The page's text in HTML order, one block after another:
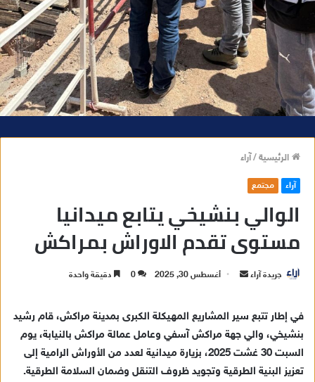
الرئيسية/آراء
آراء مجتمع
الوالي بنشيخي يتابع ميدانيا
مستوى تقدم الاوراش بمراكش
جريدة آراء
ب
ر
ي
أغسطس 30, 2025 0 دقيقة واحدة
‏‎في إطار تتبع سير المشاريع المهيكلة الكبرى بمدينة مراكش، قام رشيد
بنشيخي، والي جهة مراكش آسفي وعامل عمالة مراكش بالنيابة، يوم
السبت 30 غشت 2025، بزيارة ميدانية لعدد من الأوراش الرامية إلى
تعزيز البنية الطرقية وتجويد ظروف التنقل وضمان السلامة الطرقية.